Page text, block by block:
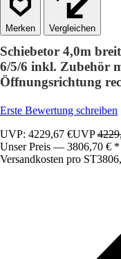
Vergleichen
Schiebetor 4,0m
6/5/6 inkl. Zubehör
Öffnungsrichtung
Erste Bewertung schreiben
UVP: 4229,67 €UVP
Unser Preis — 3806,70 €
Versandkosten pro ST